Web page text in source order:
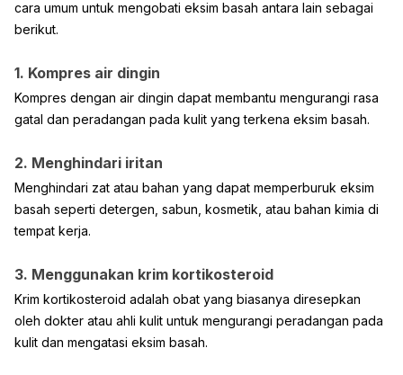
cara umum untuk mengobati eksim basah antara lain sebagai
berikut.
1. Kompres air dingin
Kompres dengan air dingin dapat membantu mengurangi rasa
gatal dan peradangan pada kulit yang terkena eksim basah.
2. Menghindari iritan
Menghindari zat atau bahan yang dapat memperburuk eksim
basah seperti detergen, sabun, kosmetik, atau bahan kimia di
tempat kerja.
3. Menggunakan krim kortikosteroid
Krim kortikosteroid adalah obat yang biasanya diresepkan
oleh dokter atau ahli kulit untuk mengurangi peradangan pada
kulit dan mengatasi eksim basah.